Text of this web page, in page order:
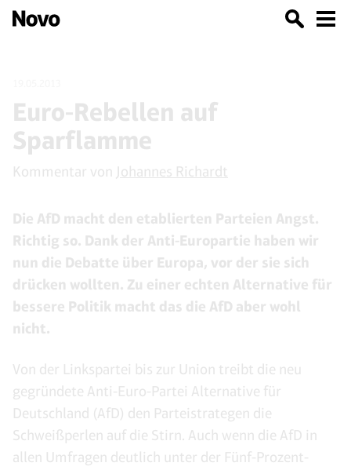
Euro-Rebellen auf
Sparflamme
Kommentar von Johannes Richardt
Die AfD macht den etablierten Parteien Angst.
Richtig so. Dank der Anti-Europartie haben wir
nun die Debatte über Europa, vor der sie sich
drücken wollten. Zu einer echten Alternative für
bessere Politik macht das die AfD aber wohl
nicht.
Von der Linkspartei bis zur Union treibt die neu
gegründete Anti-Euro-Partei Alternative für
Deutschland (AfD) den Parteistrategen die
Schweißperlen auf die Stirn. Auch wenn die AfD in
allen Umfragen deutlich unter der Fünf-Prozent-